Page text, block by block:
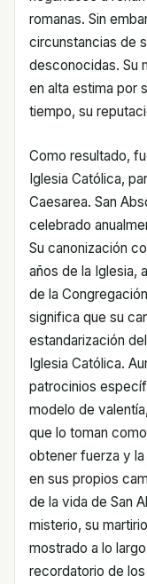
romanas. Sin
circunstancias de
desconocidas. Su
en alta estima por
tiempo, su
Como resultado,
Iglesia Católica,
Caesarea. San
celebrado
Su canonización
años de la Iglesia,
de la
significa que su
estandarización
Iglesia Católica.
patrocinios
modelo de
que lo toman
obtener fuerza y
en sus propios
de la vida de San
misterio, su
mostrado a lo
recordatorio de